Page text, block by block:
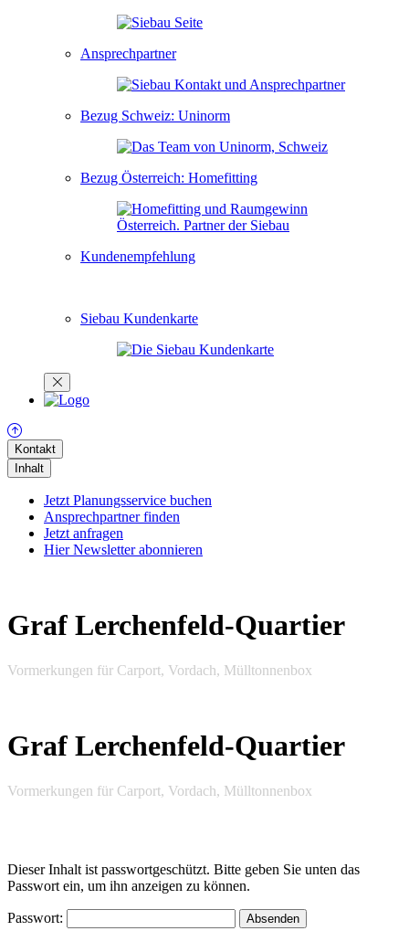
Ansprechpartner
Bezug Schweiz: Uninorm
Bezug Österreich: Homefitting
Kundenempfehlung
Siebau Kundenkarte
Kontakt
Inhalt
Jetzt Planungsservice buchen
Ansprechpartner finden
Jetzt anfragen
Hier Newsletter abonnieren
Graf Lerchenfeld-Quartier
Vormerkungen für Carport, Vordach, Mülltonnenbox
Graf Lerchenfeld-Quartier
Vormerkungen für Carport, Vordach, Mülltonnenbox
Dieser Inhalt ist passwortgeschützt. Bitte geben Sie unten das
Passwort ein, um ihn anzeigen zu können.
Passwort: